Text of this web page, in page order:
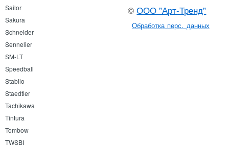
Sailor
Sakura
Schneider
Sennelier
SM-LT
Speedball
Stabilo
Staedtler
Tachikawa
Tintura
Tombow
TWSBI
©ООО "Арт-Тренд"
Обработка перс. данных